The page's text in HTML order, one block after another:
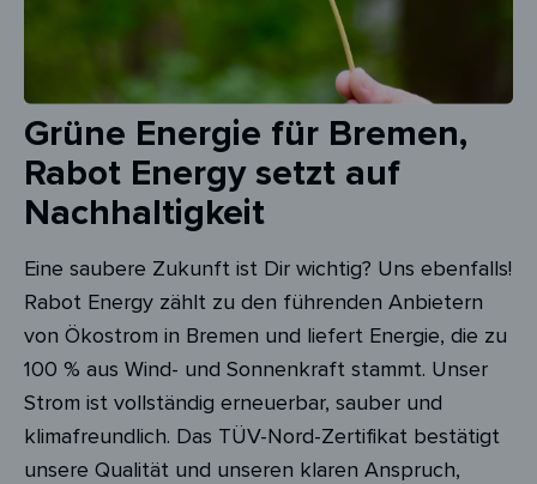
Grüne Energie für Bremen,
Rabot Energy setzt auf
Nachhaltigkeit
Eine saubere Zukunft ist Dir wichtig? Uns ebenfalls!
Rabot Energy zählt zu den führenden Anbietern
von Ökostrom in Bremen und liefert Energie, die zu
100 % aus Wind- und Sonnenkraft stammt. Unser
Strom ist vollständig erneuerbar, sauber und
klimafreundlich. Das TÜV-Nord-Zertifikat bestätigt
unsere Qualität und unseren klaren Anspruch,